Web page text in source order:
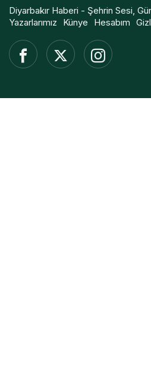
Diyarbakır Haberi - Şehrin Sesi,
Yazarlarımız
Künye Hesabım